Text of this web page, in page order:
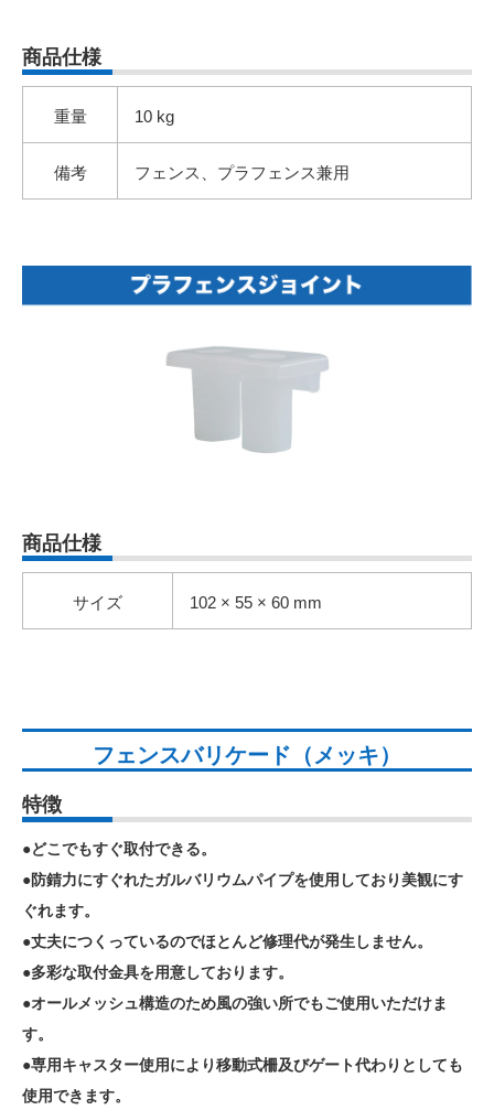
商品仕様
重量 10 kg
備考 フェンス、プラフェンス兼用
商品仕様
サイズ 102 × 55 × 60 mm
フェンスバリケード（メッキ）
特徴
●どこでもすぐ取付できる。
●防錆力にすぐれたガルバリウムパイプを使用しており美観にす
ぐれます。
●丈夫につくっているのでほとんど修理代が発生しません。
●多彩な取付金具を用意しております。
●オールメッシュ構造のため風の強い所でもご使用いただけま
す。
●専用キャスター使用により移動式柵及びゲート代わりとしても
使用できます。